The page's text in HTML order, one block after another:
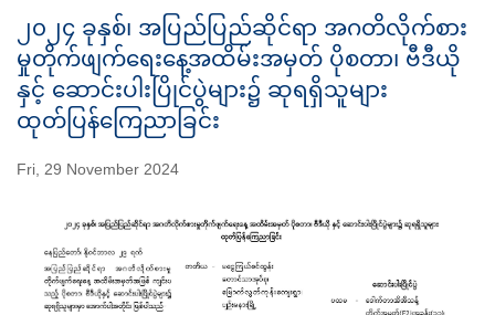
၂၀၂၄ ခုနှစ်၊ အပြည်ပြည်ဆိုင်ရာ အဂတိလိုက်စား
မှုတိုက်ဖျက်ရေးနေ့အထိမ်းအမှတ် ပိုစတာ၊ ဗီဒီယို
နှင့် ဆောင်းပါးပြိုင်ပွဲများ၌ ဆုရရှိသူများ
ထုတ်ပြန်ကြေညာခြင်း
Fri, 29 November 2024